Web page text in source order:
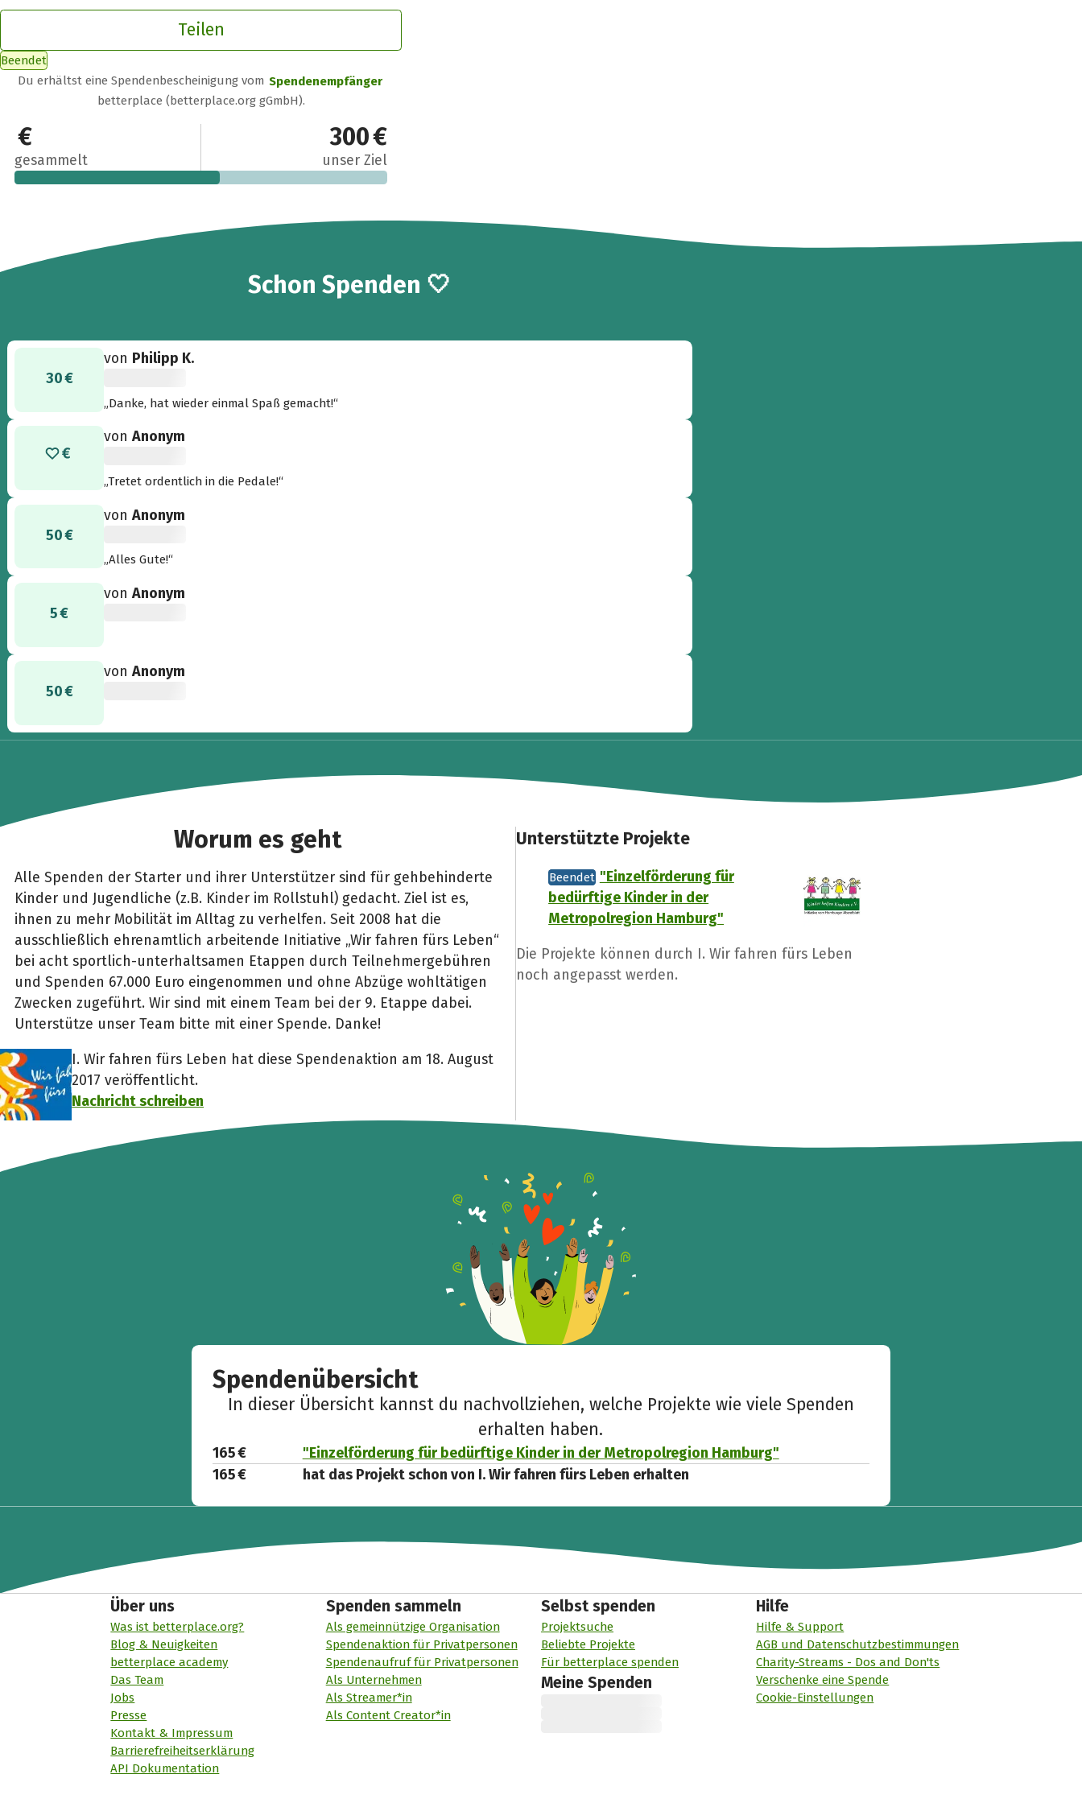
Teilen
Beendet
Du erhältst eine Spendenbescheinigung vom Spendenempfänger
betterplace (betterplace.org gGmbH).
165 €
gesammelt
300 €
unser Ziel
Schon5
Spenden 🤍
30 €
von Philipp K.
„Danke, hat wieder einmal Spaß gemacht!“
vonAnonym
„Tretet ordentlich in die Pedale!“
50 €
vonAnonym
„Alles Gute!“
5 €
vonAnonym
50 €
vonAnonym
Worum es geht
Alle Spenden der Starter und ihrer Unterstützer sind für gehbehinderte
Kinder und Jugendliche (z.B. Kinder im Rollstuhl) gedacht. Ziel ist es,
ihnen zu mehr Mobilität im Alltag zu verhelfen. Seit 2008 hat die
ausschließlich ehrenamtlich arbeitende Initiative „Wir fahren fürs Leben“
bei acht sportlich-unterhaltsamen Etappen durch Teilnehmergebühren
und Spenden 67.000 Euro eingenommen und ohne Abzüge wohltätigen
Zwecken zugeführt. Wir sind mit einem Team bei der 9. Etappe dabei.
Unterstütze unser Team bitte mit einer Spende. Danke!
I. Wir fahren fürs Leben hat diese Spendenaktion am 18. August
2017 veröffentlicht.
Nachricht schreiben
Unterstützte Projekte
Beendet "Einzelförderung für
bedürftige Kinder in der
Metropolregion Hamburg"
Die Projekte können durch I. Wir fahren fürs Leben
noch angepasst werden.
Spendenübersicht
In dieser Übersicht kannst du nachvollziehen, welche Projekte wie viele Spenden
erhalten haben.
165 €
"Einzelförderung für bedürftige Kinder in der Metropolregion Hamburg"
165 €
hat das Projekt schon von I. Wir fahren fürs Leben erhalten
Hilf mit noch mehr Spenden zu sammeln!
WhatsApp Messenger
Über uns
Was ist betterplace.org?
Blog & Neuigkeiten
betterplace academy
Das Team
Jobs
Presse
Kontakt & Impressum
Barrierefreiheitserklärung
API Dokumentation
Spenden sammeln
Als gemeinnützige Organisation
Spendenaktion für Privatpersonen
Spendenaufruf für Privatpersonen
Als Unternehmen
Als Streamer*in
Als Content Creator*in
Selbst spenden
Projektsuche
Beliebte Projekte
Für betterplace spenden
Meine Spenden
Hilfe
Hilfe & Support
AGB und Datenschutzbestimmungen
Charity-Streams - Dos and Don'ts
Verschenke eine Spende
Cookie-Einstellungen